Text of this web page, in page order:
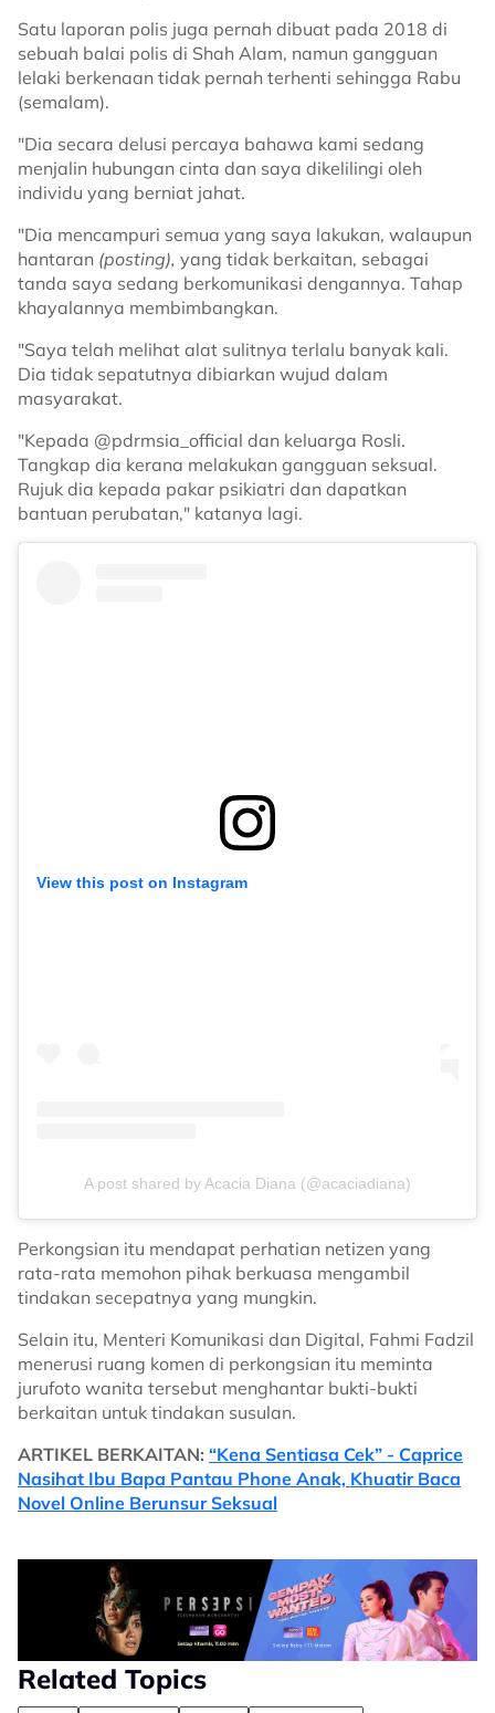
Satu laporan polis juga pernah dibuat pada 2018 di
sebuah balai polis di Shah Alam, namun gangguan
lelaki berkenaan tidak pernah terhenti sehingga Rabu
(semalam).
"Dia secara delusi percaya bahawa kami sedang
menjalin hubungan cinta dan saya dikelilingi oleh
individu yang berniat jahat.
"Dia mencampuri semua yang saya lakukan, walaupun
hantaran (posting), yang tidak berkaitan, sebagai
tanda saya sedang berkomunikasi dengannya. Tahap
khayalannya membimbangkan.
"Saya telah melihat alat sulitnya terlalu banyak kali.
Dia tidak sepatutnya dibiarkan wujud dalam
masyarakat.
"Kepada @pdrmsia_official dan keluarga Rosli.
Tangkap dia kerana melakukan gangguan seksual.
Rujuk dia kepada pakar psikiatri dan dapatkan
bantuan perubatan," katanya lagi.
View this post on Instagram
A post shared by Acacia Diana (@acaciadiana)
Perkongsian itu mendapat perhatian netizen yang
rata-rata memohon pihak berkuasa mengambil
tindakan secepatnya yang mungkin.
Selain itu, Menteri Komunikasi dan Digital, Fahmi Fadzil
menerusi ruang komen di perkongsian itu meminta
jurufoto wanita tersebut menghantar bukti-bukti
berkaitan untuk tindakan susulan.
ARTIKEL BERKAITAN: “Kena Sentiasa Cek” - Caprice
Nasihat Ibu Bapa Pantau Phone Anak, Khuatir Baca
Novel Online Berunsur Seksual
Related Topics